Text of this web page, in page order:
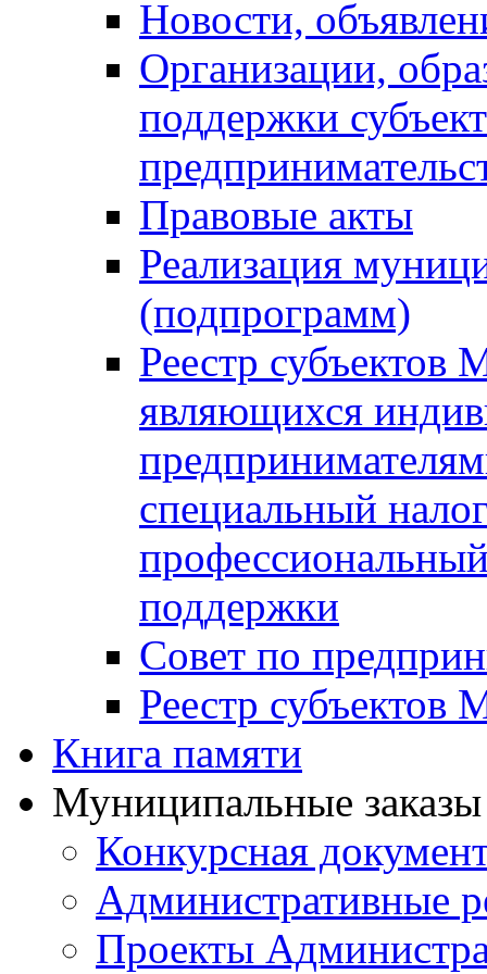
Новости,
Организации,
поддержки
Правовые акты
Реализация
(подпрограмм)
Реестр
являющихся
специальный
поддержки
Совет по
Реестр
Книга памяти
Муниципальные
Конкурсная
Административные
Проекты